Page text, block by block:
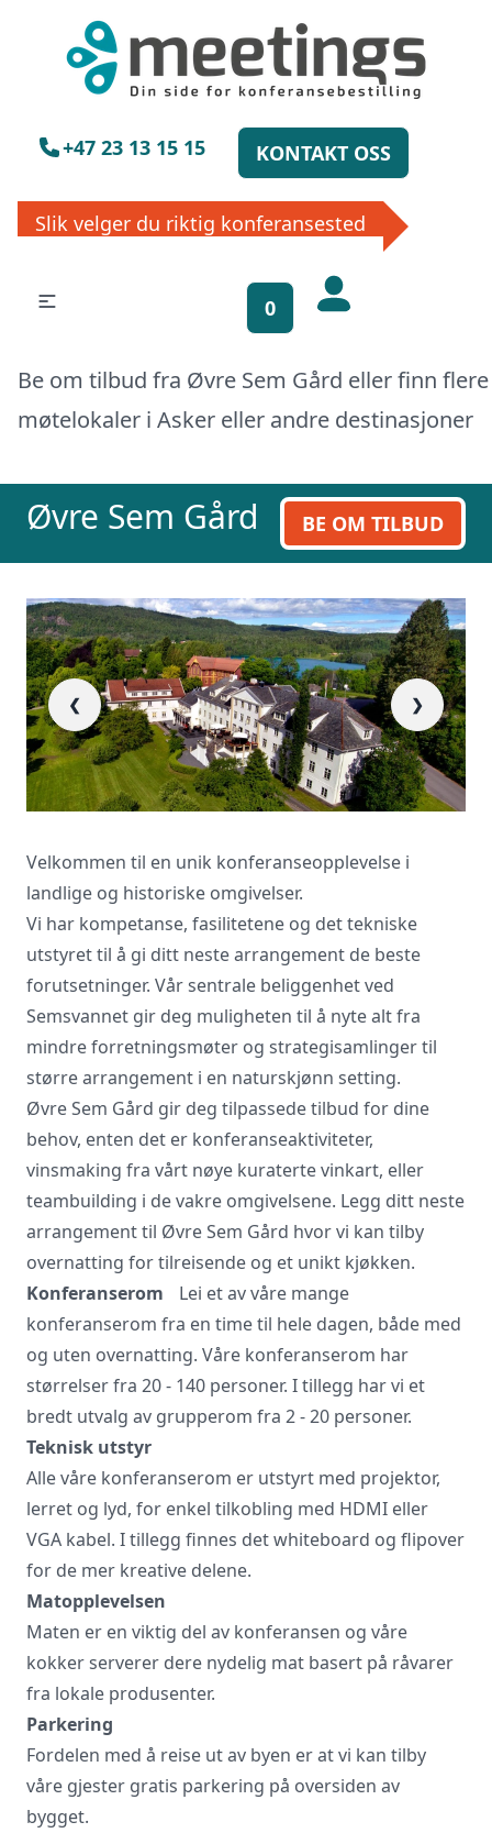
+47 23 13 15 15 KONTAKT OSS
Slik velger du riktig konferansested
0
Be om tilbud fra Øvre Sem Gård eller finn flere
møtelokaler i Asker eller andre destinasjoner
Øvre Sem Gård BE OM TILBUD
Vennligst vent
❮ ❯
Velkommen til en unik konferanseopplevelse i
landlige og historiske omgivelser.
Vi har kompetanse, fasilitetene og det tekniske
utstyret til å gi ditt neste arrangement de beste
forutsetninger. Vår sentrale beliggenhet ved
Semsvannet gir deg muligheten til å nyte alt fra
mindre forretningsmøter og strategisamlinger til
større arrangement i en naturskjønn setting.
Øvre Sem Gård gir deg tilpassede tilbud for dine
behov, enten det er konferanseaktiviteter,
vinsmaking fra vårt nøye kuraterte vinkart, eller
teambuilding i de vakre omgivelsene. Legg ditt neste
arrangement til Øvre Sem Gård hvor vi kan tilby
overnatting for tilreisende og et unikt kjøkken.
Konferanserom Lei et av våre mange
konferanserom fra en time til hele dagen, både med
og uten overnatting. Våre konferanserom har
størrelser fra 20 - 140 personer. I tillegg har vi et
bredt utvalg av grupperom fra 2 - 20 personer.
Teknisk utstyr
Alle våre konferanserom er utstyrt med projektor,
lerret og lyd, for enkel tilkobling med HDMI eller
VGA kabel. I tillegg finnes det whiteboard og flipover
for de mer kreative delene.
Matopplevelsen
Maten er en viktig del av konferansen og våre
kokker serverer dere nydelig mat basert på råvarer
fra lokale produsenter.
Parkering
Fordelen med å reise ut av byen er at vi kan tilby
våre gjester gratis parkering på oversiden av
bygget.
Få gratis
bookinghjelp, send
stedet til ditt neste møte, konferanse
inn skjema og du vil raskt få svar, eller
ring oss på 23 13 15 15.
Vi innhenter uforpliktende tilbud, gir
råd og forhandler priser og
betingelser, bestiller på ønsket sted,
gjennomgår kontrakt og følger opp
viktige frister. Tjenesten er kostnadsfri
for deg som kunde, og det er ingen
påslag i prisene.
LUKK VINDU SEND FORESPØRSEL